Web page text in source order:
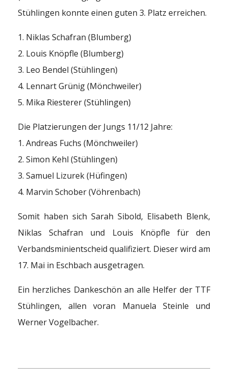
Stühlingen konnte einen guten 3. Platz erreichen.
1. Niklas Schafran (Blumberg)
2. Louis Knöpfle (Blumberg)
3. Leo Bendel (Stühlingen)
4. Lennart Grünig (Mönchweiler)
5. Mika Riesterer (Stühlingen)
Die Platzierungen der Jungs 11/12 Jahre:
1. Andreas Fuchs (Mönchweiler)
2. Simon Kehl (Stühlingen)
3. Samuel Lizurek (Hüfingen)
4. Marvin Schober (Vöhrenbach)
Somit haben sich Sarah Sibold, Elisabeth Blenk,
Niklas Schafran und Louis Knöpfle für den
Verbandsminientscheid qualifiziert. Dieser wird am
17. Mai in Eschbach ausgetragen.
Ein herzliches Dankeschön an alle Helfer der TTF
Stühlingen, allen voran Manuela Steinle und
Werner Vogelbacher.